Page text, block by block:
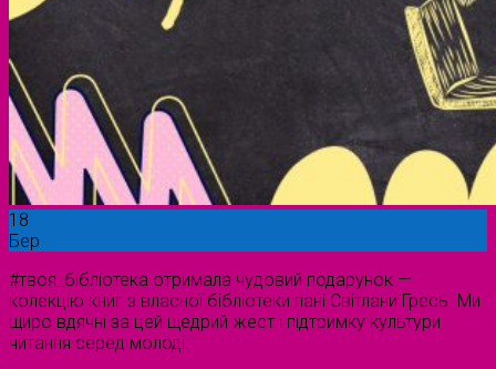
18
Бер
#твоя_бібліотека отримала чудовий подарунок —
колекцію книг з власної бібліотеки пані Світлани Гресь. Ми
щиро вдячні за цей щедрий жест і підтримку культури
читання серед молоді.